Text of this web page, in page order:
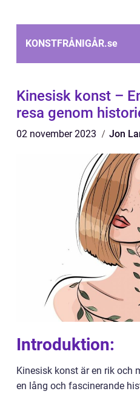
KONSTFRÅNIGÅR.se
Kinesisk konst –
resa genom
02 november 2023 Jon
Introduktion:
Kinesisk konst är en rik och
en lång och fascinerande